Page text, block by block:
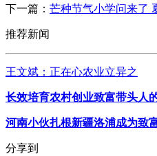
下一篇： 芒种节气小学问来了
推荐新闻
王文斌：正在心农业立异之
长效培育农村创业致富带头人
河南小伙扎根新疆洛浦成为致
分享到